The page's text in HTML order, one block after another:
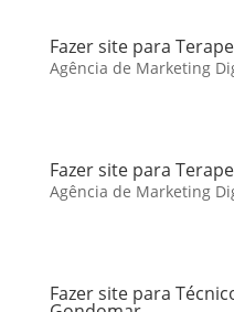
Fazer site para
Agência de Marketing
Fazer site para
Agência de Marketing
Fazer site para